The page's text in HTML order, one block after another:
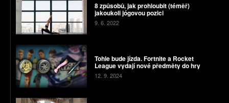
8 způsobů, jak prohloubit (téměř)
jakoukoli jógovou pozici
9. 6. 2022
Tohle bude jízda. Fortnite a Rocket
League vydají nové předměty do hry
12. 9. 2024